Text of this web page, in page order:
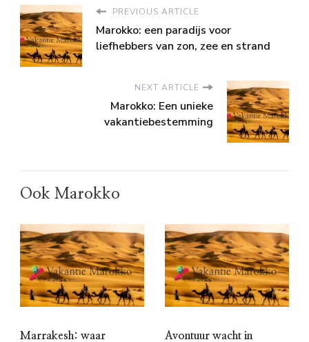
PREVIOUS ARTICLE
Marokko: een paradijs voor
liefhebbers van zon, zee en strand
NEXT ARTICLE
Marokko: Een unieke
vakantiebestemming
Ook Marokko
Marrakesh: waar
Avontuur wacht in